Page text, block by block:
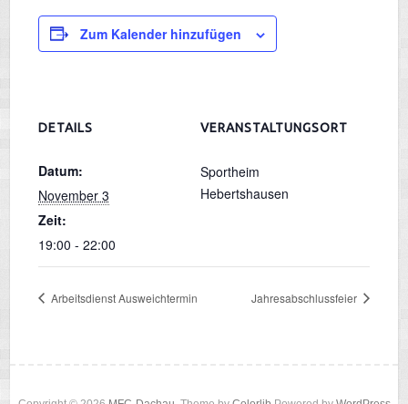
Zum Kalender hinzufügen
DETAILS
Datum:
November 3
Zeit:
19:00 - 22:00
VERANSTALTUNGSORT
Sportheim
Hebertshausen
Arbeitsdienst Ausweichtermin Jahresabschlussfeier